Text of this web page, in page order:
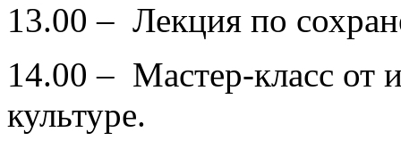
13.00 – Лекция по
14.00 – Мастер-класс от
культуре.